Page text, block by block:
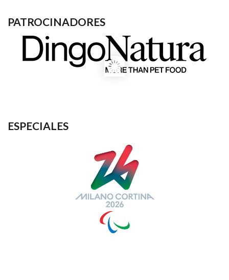
PATROCINADORES
ESPECIALES